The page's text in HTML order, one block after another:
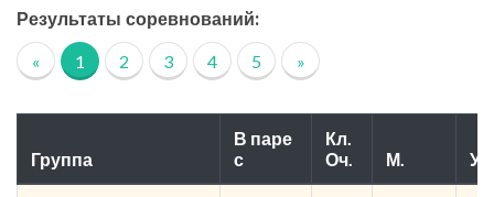
Результаты соревнований:
« 1 2 3 4 5 »
Группа
В паре
с
Кл.
Оч.
М. Уч.